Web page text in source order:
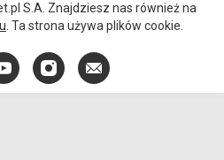
S.A. Znajdziesz nas również na
. Ta strona używa plików cookie.
YouTubeInstagram
E-
mail